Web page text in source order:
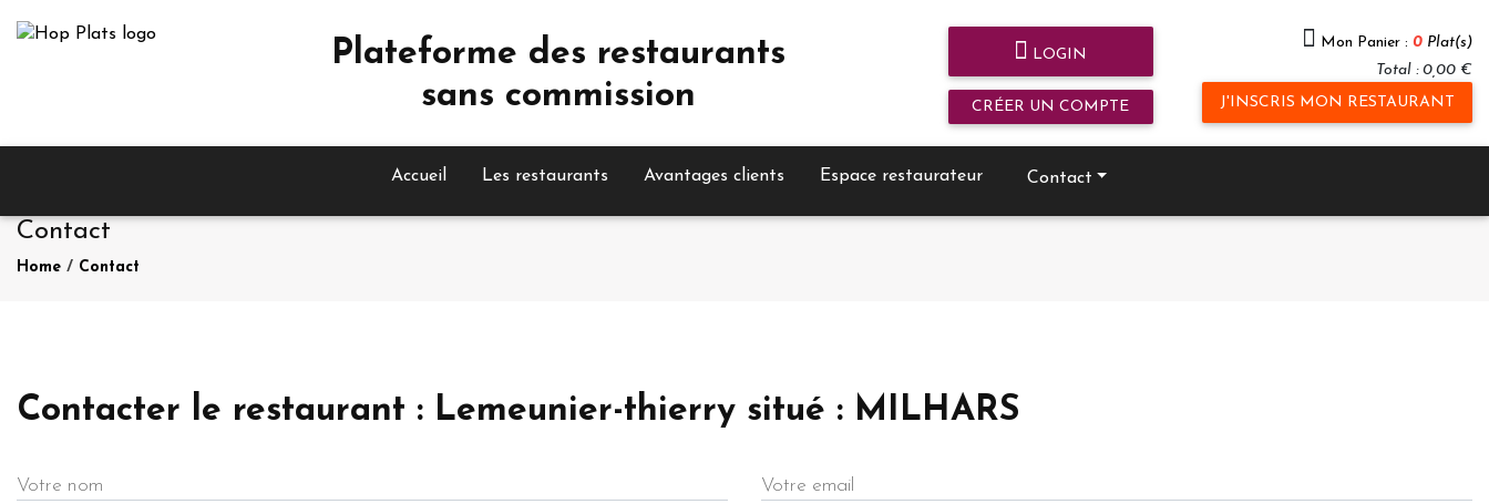
Plateforme des restaurants
sans commission
LOGIN
CRÉER UN COMPTE
Mon Panier : 0 Plat(s)
Total : 0,00 €
J'INSCRIS MON RESTAURANT
Accueil Les restaurants Avantages clients Espace restaurateur Contact
Contact
Home / Contact
Contacter le restaurant : Lemeunier-thierry situé : MILHARS
Votre nom Votre email